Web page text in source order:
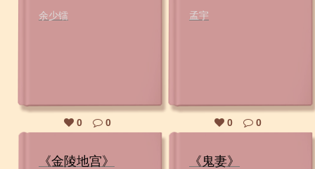
余少镭
0 0
孟宇
0 0
《金陵地宫》 《鬼妻》